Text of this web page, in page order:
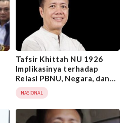
Tafsir Khittah NU 1926
Implikasinya terhadap
Relasi PBNU, Negara, dan
PKB
NASIONAL